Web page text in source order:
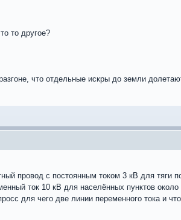
то другое?
что отдельные искры до земли
провод с постоянным током 3 кВ для тяги
ток 10 кВ для населённых пунктов
для чего две линии переменного тока и что